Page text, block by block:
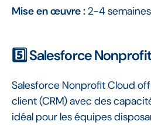
Mise en œuvre :2-4 semaines
5️⃣ Salesforce
Salesforce Nonprofit Cloud
client (CRM) avec des
idéal pour les équipes